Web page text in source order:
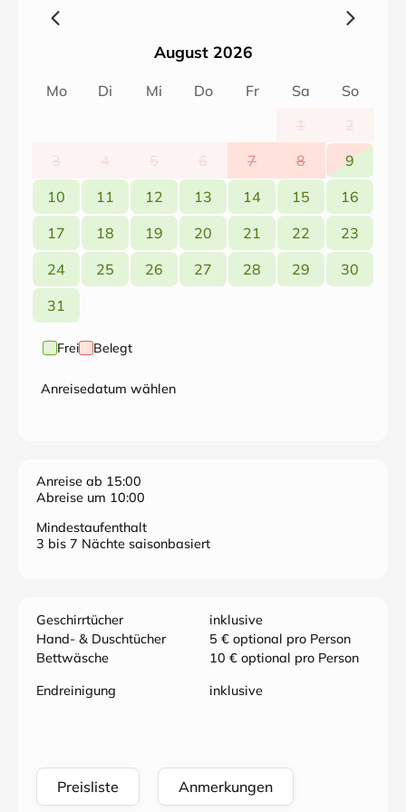
August 2026
Mo Di Mi Do Fr Sa
So
1
2
3
4 5 6 7 8
9
10
11 12 13 14 15
16
17
18 19 20 21 22
23
24
25 26 27 28 29
30
31
Frei Belegt
Anreisedatum wählen
Anreise ab 15:00
Abreise um 10:00
Mindestaufenthalt
3 bis 7 Nächte saisonbasiert
Geschirrtücher
inklusive
Hand- & Duschtücher
5 € optional pro Person
Bettwäsche
10 € optional pro Person
Endreinigung
inklusive
Preisliste Anmerkungen